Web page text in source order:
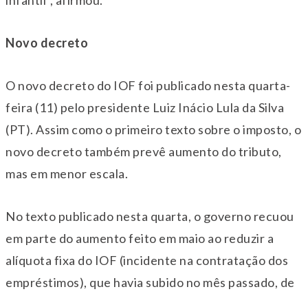
Novo decreto
O novo decreto do IOF foi publicado nesta quarta-
feira (11) pelo presidente Luiz Inácio Lula da Silva
(PT). Assim como o primeiro texto sobre o imposto, o
novo decreto também prevê aumento do tributo,
mas em menor escala.
No texto publicado nesta quarta, o governo recuou
em parte do aumento feito em maio ao reduzir a
alíquota fixa do IOF (incidente na contratação dos
empréstimos), que havia subido no mês passado, de